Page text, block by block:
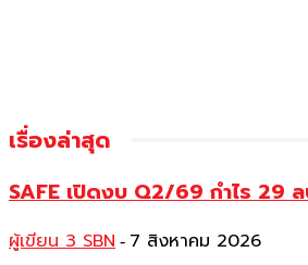
เรื่องล่าสุด
SAFE เปิดงบ Q2/69 กำไร 29
ผู้เขียน 3 SBN - 7 สิงหาคม 2026